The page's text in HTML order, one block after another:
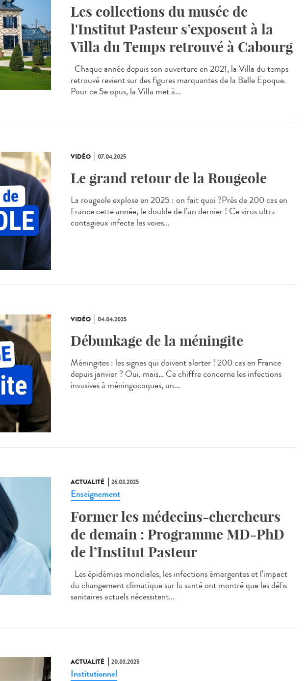
Les collections du musée de
l'Institut Pasteur s’exposent à la
Villa du Temps retrouvé à Cabourg
Chaque année depuis son ouverture en 2021, la Villa du temps
retrouvé revient sur des figures marquantes de la Belle Epoque.
Pour ce 5e opus, la Villa met à...
VIDÉO 07.04.2025
Le grand retour de la Rougeole
La rougeole explose en 2025 : on fait quoi ?Près de 200 cas en
France cette année, le double de l’an dernier ! Ce virus ultra-
contagieux infecte les voies...
VIDÉO 04.04.2025
Débunkage de la méningite
Méningites : les signes qui doivent alerter ! 200 cas en France
depuis janvier ? Oui, mais… Ce chiffre concerne les infections
invasives à méningocoques, un...
ACTUALITÉ 26.03.2025
Enseignement
Former les médecins-chercheurs
de demain : Programme MD-PhD
de l’Institut Pasteur
Les épidémies mondiales, les infections émergentes et l'impact
du changement climatique sur la santé ont montré que les défis
sanitaires actuels nécessitent...
ACTUALITÉ 20.03.2025
Institutionnel